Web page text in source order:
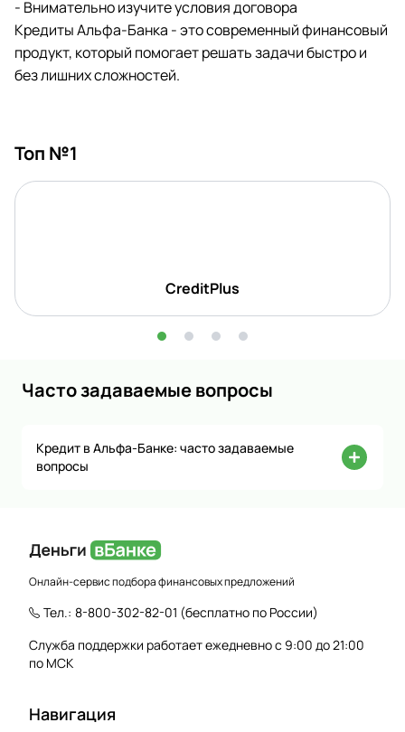
- Внимательно изучите условия договора
Кредиты Альфа-Банка - это современный финансовый
продукт, который помогает решать задачи быстро и
без лишних сложностей.
Топ №1
CreditPlus
Часто задаваемые вопросы
Кредит в Альфа-Банке: часто задаваемые
вопросы
Онлайн-сервис подбора финансовых предложений
Тел.: 8-800-302-82-01 (бесплатно по России)
Служба поддержки работает ежедневно с 9:00 до 21:00
по МСК
Навигация